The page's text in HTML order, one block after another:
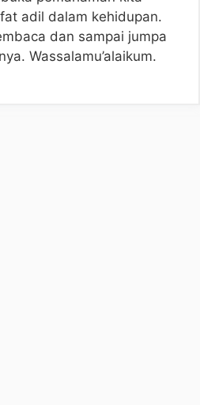
adil dalam kehidupan.
dan sampai jumpa
Wassalamu’alaikum.